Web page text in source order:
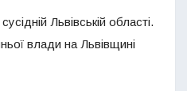
Львівській області.
влади на Львівщині